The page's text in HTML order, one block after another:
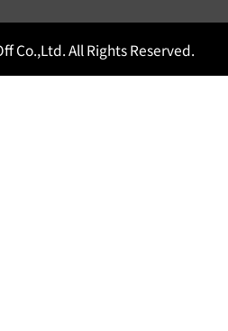
Co.,Ltd. All Rights Reserved.